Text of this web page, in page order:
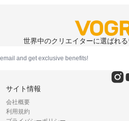
世界中のクリエイターに選ばれ
サイト情報
会社概要
利用規約